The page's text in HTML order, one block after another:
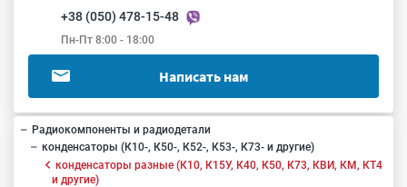
+38 (050) 478-15-48
Пн-Пт 8:00 - 18:00
Написать нам
Радиокомпоненты и радиодетали
конденсаторы (К10-, К50-, К52-, К53-, К73- и другие)
конденсаторы разные (К10, К15У, К40, К50, К73, КВИ, КМ, КТ4
и другие)